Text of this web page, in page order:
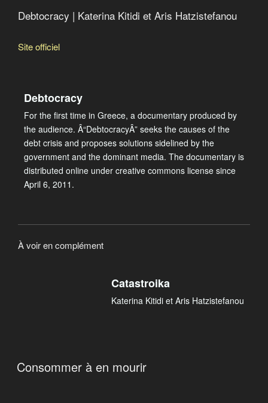
Debtocracy | Katerina Kitidi et Aris Hatzistefanou
Site officiel
Debtocracy
For the first time in Greece, a documentary produced by
the audience. Â“DebtocracyÂ” seeks the causes of the
debt crisis and proposes solutions sidelined by the
government and the dominant media. The documentary is
distributed online under creative commons license since
April 6, 2011.
À voir en complément
Catastroika
Katerina Kitidi et Aris Hatzistefanou
Consommer à en mourir